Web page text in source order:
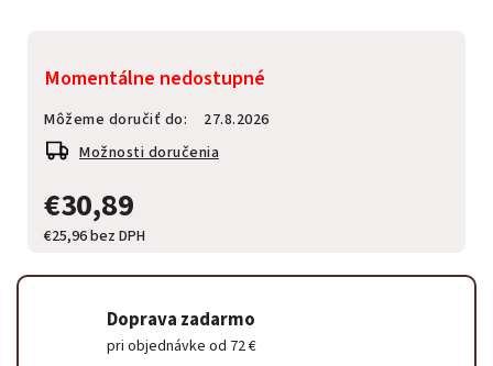
€30,89
€25,96 bez DPH
Momentálne nedostupné
Môžeme doručiť do:
27.8.2026
Možnosti doručenia
Doprava zadarmo
pri objednávke od 72 €